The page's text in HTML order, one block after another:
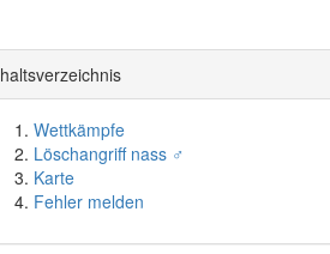
Wettkämpfe
Löschangriff nass ♂
Karte
Fehler melden